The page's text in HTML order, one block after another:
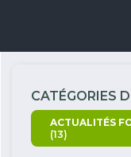
CATÉGORIES
ACTUALITÉS
(13)